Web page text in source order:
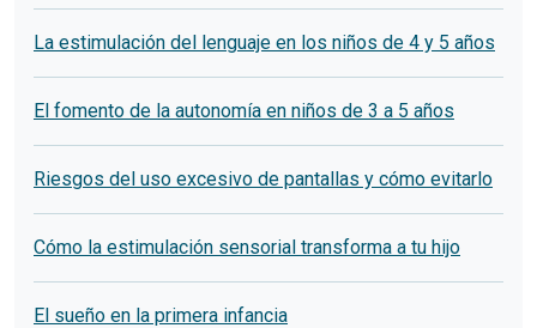
La estimulación del lenguaje en los niños de 4 y 5 años
El fomento de la autonomía en niños de 3 a 5 años
Riesgos del uso excesivo de pantallas y cómo evitarlo
Cómo la estimulación sensorial transforma a tu hijo
El sueño en la primera infancia